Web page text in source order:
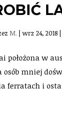
M. |wrz 24, 2018
położona w
osób mniej
ferratach i